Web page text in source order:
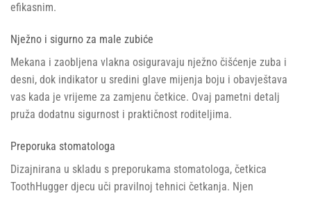
efikasnim.
Nježno i sigurno za male zubiće
Mekana i zaobljena vlakna osiguravaju nježno čišćenje zuba i
desni, dok indikator u sredini glave mijenja boju i obavještava
vas kada je vrijeme za zamjenu četkice. Ovaj pametni detalj
pruža dodatnu sigurnost i praktičnost roditeljima.
Preporuka stomatologa
Dizajnirana u skladu s preporukama stomatologa, četkica
ToothHugger djecu uči pravilnoj tehnici četkanja. Njen